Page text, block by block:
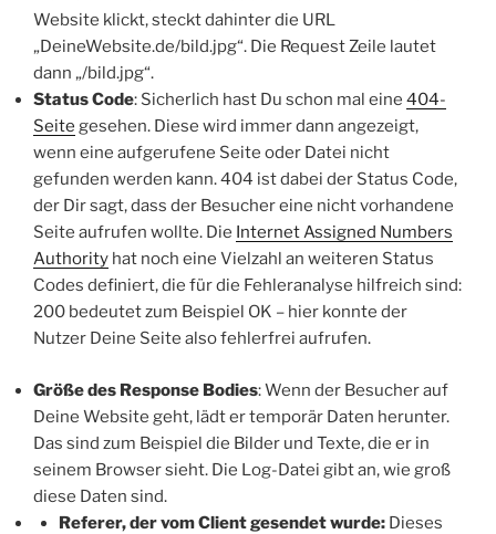
Website klickt, steckt dahinter die URL
„DeineWebsite.de/bild.jpg“. Die Request Zeile lautet
dann „/bild.jpg“.
Status Code: Sicherlich hast Du schon mal eine 404-
Seite gesehen. Diese wird immer dann angezeigt,
wenn eine aufgerufene Seite oder Datei nicht
gefunden werden kann. 404 ist dabei der Status Code,
der Dir sagt, dass der Besucher eine nicht vorhandene
Seite aufrufen wollte. Die Internet Assigned Numbers
Authority hat noch eine Vielzahl an weiteren Status
Codes definiert, die für die Fehleranalyse hilfreich sind:
200 bedeutet zum Beispiel OK – hier konnte der
Nutzer Deine Seite also fehlerfrei aufrufen.
Größe des Response Bodies: Wenn der Besucher auf
Deine Website geht, lädt er temporär Daten herunter.
Das sind zum Beispiel die Bilder und Texte, die er in
seinem Browser sieht. Die Log-Datei gibt an, wie groß
diese Daten sind.
Referer, der vom Client gesendet wurde:Dieses